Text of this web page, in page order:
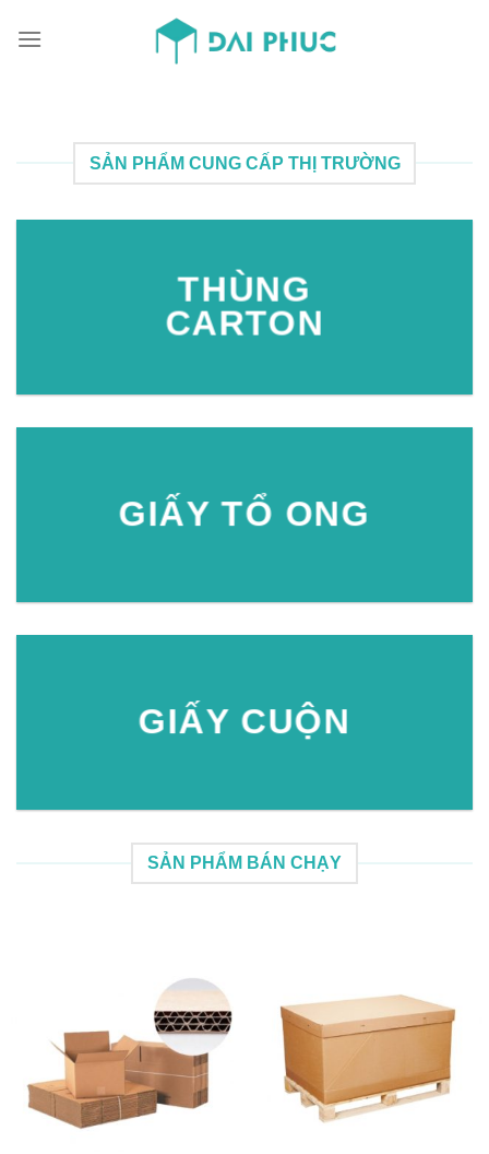
SẢN PHẨM CUNG CẤP THỊ TRƯỜNG
THÙNG
CARTON
GIẤY TỔ ONG
GIẤY CUỘN
SẢN PHẨM BÁN CHẠY